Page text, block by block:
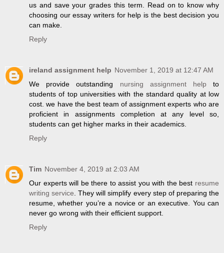
us and save your grades this term. Read on to know why
choosing our essay writers for help is the best decision you
can make.
Reply
ireland assignment help November 1, 2019 at 12:47 AM
We provide outstanding nursing assignment helpto
students of top universities with the standard quality at low
cost. we have the best team of assignment experts who are
proficient in assignments completion at any level so,
students can get higher marks in their academics.
Reply
Tim November 4, 2019 at 2:03 AM
Our experts will be there to assist you with the best resume
writing service . They will simplify every step of preparing the
resume, whether you’re a novice or an executive. You can
never go wrong with their efficient support.
Reply